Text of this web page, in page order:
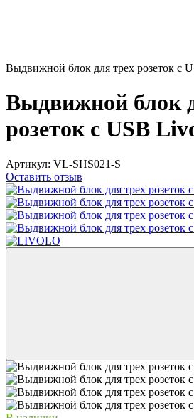
Выдвижной блок для трех розеток с
Выдвижной блок
розеток с USB
Артикул: VL-SHS021-S
Оставить отзыв